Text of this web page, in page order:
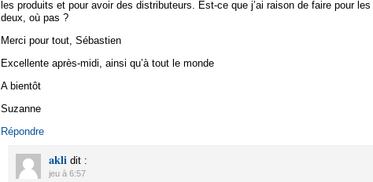
les produits et pour avoir des distributeurs. Est-ce que j’ai raison de faire pour les
deux, où pas ?
Merci pour tout, Sébastien
Excellente après-midi, ainsi qu’à tout le monde
A bientôt
Suzanne
Répondre
akli dit :
jeu à 6:57